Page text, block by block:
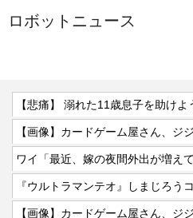
ロボットニュース
【悲痛】 溺れた11歳息子を助け
【画像】カードゲーム屋さん、ジ
『ウルトラマンテオ』しまじろ
【画像】カードゲーム屋さん、ジ